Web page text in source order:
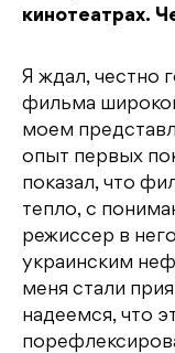
кинотеатрах.
Я ждал, честно
фильма
моем
опыт первых
показал, что
тепло, с
режиссер в
украинским
меня стали
надеемся, что